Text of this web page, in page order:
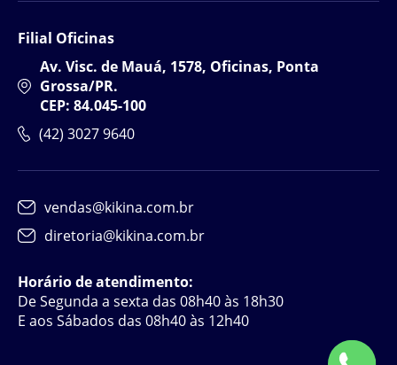
Filial Oficinas
Av. Visc. de Mauá, 1578, Oficinas, Ponta
Grossa/PR.
CEP: 84.045-100
(42) 3027 9640
vendas@kikina.com.br
diretoria@kikina.com.br
Horário de atendimento:
De Segunda a sexta das 08h40 às 18h30
E aos Sábados das 08h40 às 12h40